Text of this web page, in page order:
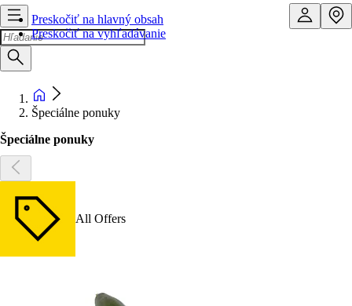
Preskočiť na hlavný obsah
Preskočiť na vyhľadávanie
Špeciálne ponuky
Špeciálne ponuky
All Offers